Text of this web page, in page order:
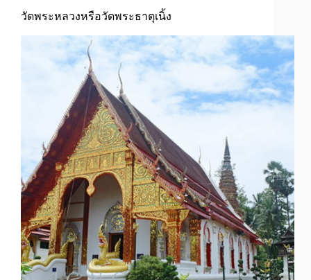
วัดพระหลวงหรือวัดพระธาตุเนิ้ง